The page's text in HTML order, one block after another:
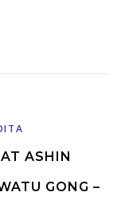
ASHIN
GONG –